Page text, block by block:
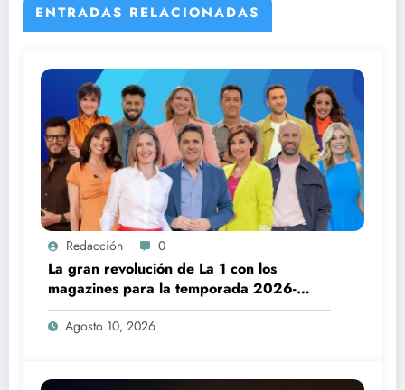
ENTRADAS RELACIONADAS
Redacción 0
La gran revolución de La 1 con los
magazines para la temporada 2026-
2027
Agosto 10, 2026